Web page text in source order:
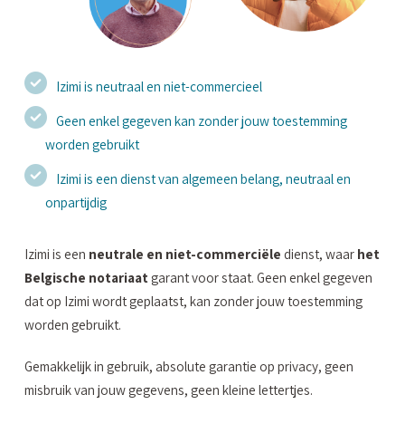
Izimi is neutraal en niet-commercieel
Geen enkel gegeven kan zonder jouw toestemming
worden gebruikt
Izimi is een dienst van algemeen belang, neutraal en
onpartijdig
Izimi is een neutrale en niet-commerciële dienst, waar het
Belgische notariaat garant voor staat. Geen enkel gegeven
dat op Izimi wordt geplaatst, kan zonder jouw toestemming
worden gebruikt.
Gemakkelijk in gebruik, absolute garantie op privacy, geen
misbruik van jouw gegevens, geen kleine lettertjes.